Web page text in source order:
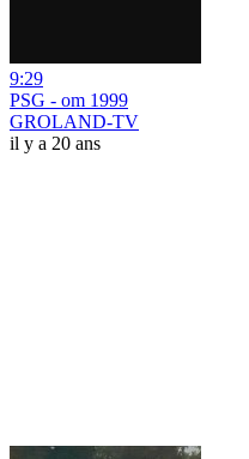
9:29
PSG - om 1999
GROLAND-TV
il y a 20 ans